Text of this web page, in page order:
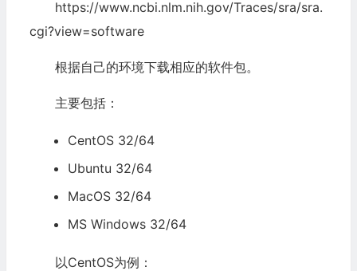
https://www.ncbi.nlm.nih.gov/Traces/sra/sra.
cgi?view=software
根据自己的环境下载相应的软件包。
主要包括：
CentOS 32/64
Ubuntu 32/64
MacOS 32/64
MS Windows 32/64
以CentOS为例：